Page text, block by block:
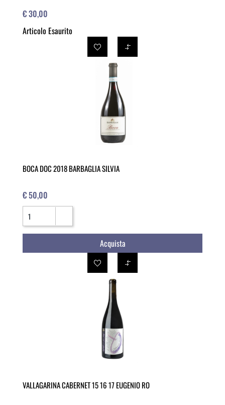
€ 30,00
Articolo Esaurito
BOCA DOC 2018 BARBAGLIA SILVIA
€ 50,00
Quantità
Acquista
VALLAGARINA CABERNET 15 16 17 EUGENIO RO